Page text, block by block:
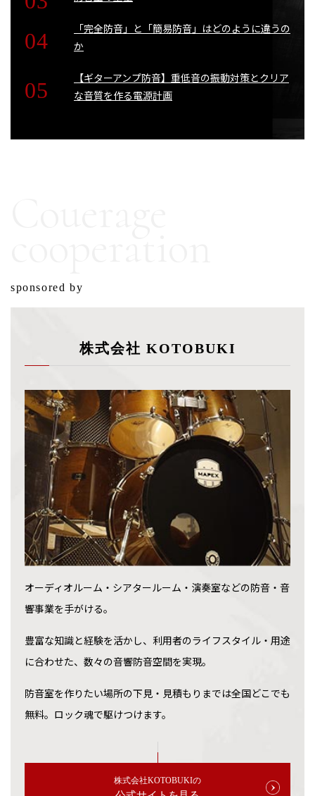
「完全防音」と「簡易防音」はどのように違うの
か
【ギターアンプ防音】重低音の振動対策とクリア
な音質を作る電源計画
sponsored by
株式会社 KOTOBUKI
オーディオルーム・シアタールーム・演奏室などの防音・音
響事業を手がける。
豊富な知識と経験を活かし、利用者のライフスタイル・用途
に合わせた、数々の音響防音空間を実現。
防音室を作りたい場所の下見・見積もりまでは全国どこでも
無料。ロック魂で駆けつけます。
株式会社KOTOBUKIの